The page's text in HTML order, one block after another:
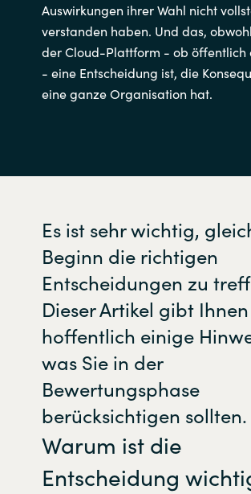
Indonesia
Kingdom of Saudi Arabia
Malaysia
Middle East
Netherlands
Norway
Oman
Philippines
Poland
Auswirkungen ihrer Wahl nicht
verstanden haben. Und das,
der Cloud-Plattform - ob öffentlich
- eine Entscheidung ist, die
eine ganze Organisation hat.
Es ist sehr wichtig,
Beginn die richtigen
Entscheidungen zu
Dieser Artikel gibt Ihnen
hoffentlich einige
was Sie in der
Bewertungsphase
berücksichtigen sollten.
Warum ist die
Entscheidung